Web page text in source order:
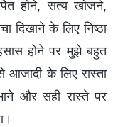
होने, सत्य खोजने,
दिखाने के लिए निष्ठा
होने पर मुझे बहुत
के लिए रास्ता
और सही रास्ते पर